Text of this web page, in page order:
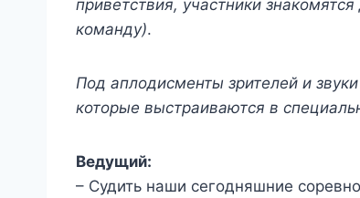
приветствия, участники
команду).
Под аплодисменты зрителей и
которые выстраиваются в
Ведущий:
– Судить наши сегодняшние